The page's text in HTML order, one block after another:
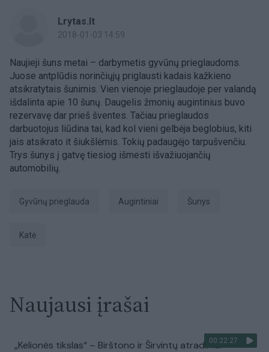
Lrytas.lt
2018-01-03 14:59
Naujieji šuns metai – darbymetis gyvūnų prieglaudoms.
Juose antplūdis norinčiųjų priglausti kadais kažkieno
atsikratytais šunimis. Vien vienoje prieglaudoje per valandą
išdalinta apie 10 šunų. Daugelis žmonių augintinius buvo
rezervavę dar prieš šventes. Tačiau prieglaudos
darbuotojus liūdina tai, kad kol vieni gelbėja beglobius, kiti
jais atsikrato it šiukšlėmis. Tokių padaugėjo tarpušvenčiu.
Trys šunys į gatvę tiesiog išmesti išvažiuojančių
automobilių.
gyvūnų prieglauda augintiniai Šunys
Katė
Naujausi įrašai
00:22:27
„Kelionės tikslas“ – Birštono ir Širvintų atradimai